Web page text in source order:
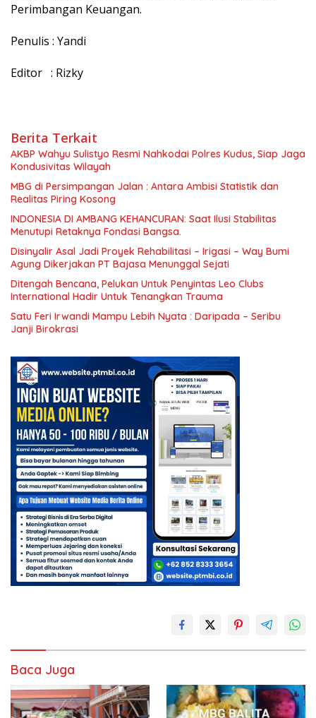
Perimbangan Keuangan.
Penulis : Yandi
Editor : Rizky
Berita Terkait
AKBP Wahyu Sulistyo Resmi Nahkodai Polres Kudus, Siap Jaga
Kondusivitas Wilayah
MBG di Persimpangan Jalan : Antara Ambisi Statistik dan
Realitas Piring Kosong
INDONESIA DI AMBANG KEHANCURAN: Saat Ilusi Stabilitas
Menutupi Retaknya Fondasi Bangsa.
Disinyalir Asal Jadi Proyek Rehabilitasi – Irigasi – Way Bumi
Agung Dikerjakan PT Bajasa Menunggal Sejati
Ditengah Bencana, Pelukan Untuk Penyintas Leo Clubs
International Hadir Untuk Tenangkan Trauma
Satu Feri Irwandi Mampu Lebih Nyata : Daripada – Seribu
Janji Birokrasi
Baca Juga